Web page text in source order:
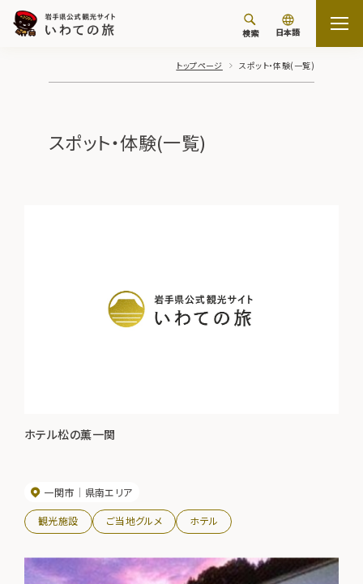
検索 日本語
トップページ スポット・体験(一覧)
スポット・体験(一覧)
ホテル松の薫一関
一関市 県南エリア
観光施設 ご当地グルメ ホテル